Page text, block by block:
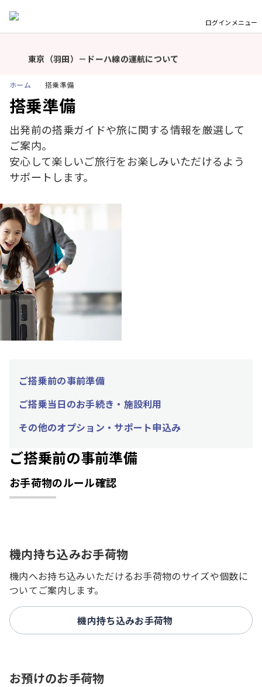
ログイン メニュー
するルール変更についてのお願い（2026年4月24日以
降）
東京（羽田）－ドーハ線の運航について
モバイルバッテリーの機内持ち込み個数および充電に関
降）
東京（羽田）－ドーハ線の運航について
モバイルバッテリーの機内持ち込み個数および充電に関
するルール変更についてのお願い（2026年4月24日以
降）
ホーム 搭乗準備
搭乗準備
出発前の搭乗ガイドや旅に関する情報を厳選して
ご案内。
安心して楽しいご旅行をお楽しみいただけるよう
サポートします。
ご搭乗前の事前準備
ご搭乗当日のお手続き・施設利用
その他のオプション・サポート申込み
ご搭乗前の事前準備
お手荷物のルール確認
機内持ち込みお手荷物
機内へお持ち込みいただけるお手荷物のサイズや個数に
ついてご案内します。
機内持ち込みお手荷物
お預けのお手荷物